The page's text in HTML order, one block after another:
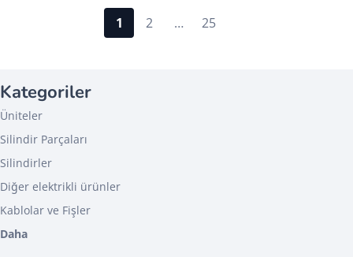
1 2 … 25
Kategoriler
Üniteler
Silindir Parçaları
Silindirler
Diğer elektrikli ürünler
Kablolar ve Fişler
Daha